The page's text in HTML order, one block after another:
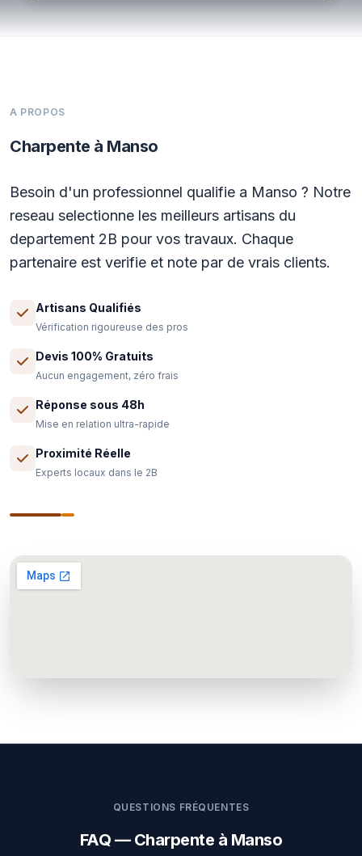
A PROPOS
Charpente à Manso
Besoin d'un professionnel qualifie a Manso ? Notre
reseau selectionne les meilleurs artisans du
departement 2B pour vos travaux. Chaque
partenaire est verifie et note par de vrais clients.
Artisans Qualifiés
Vérification rigoureuse des pros
Devis 100% Gratuits
Aucun engagement, zéro frais
Réponse sous 48h
Mise en relation ultra-rapide
Proximité Réelle
Experts locaux dans le 2B
QUESTIONS FRÉQUENTES
FAQ — Charpente à Manso